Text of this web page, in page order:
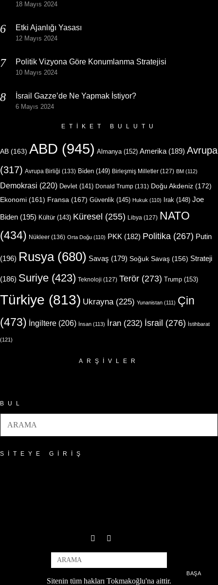
18 Mayıs 2024
Etki Ajanlığı Yasası
12 Mayıs 2024
Politik Vizyona Göre Konumlanma Stratejisi
10 Mayıs 2024
İsrail Gazze’de Ne Yapmak İstiyor?
6 Mayıs 2024
ETIKET BULUTU
AB (163) ABD (945) Almanya(152) Amerika (189) Avrupa
(317) Avrupa Birliği (133) Biden (149) Birleşmiş Milletler (127) BM (112)
Demokrasi (220) Devlet (141) Donald Trump (131) Doğu Akdeniz (172)
Ekonomi (161) Fransa (167) Güvenlik (145) Hukuk (110) Irak (148) Joe
Biden (195) Kültür(143) Küresel (255) Libya (127) NATO
(434) Nükleer (136) Orta Doğu (110) PKK (182) Politika (267) Putin
(196) Rusya(680) Savaş (179) Soğuk Savaş (156) Strateji
(186) Suriye (423) Teknoloji (127) Terör (273) Trump (153)
Türkiye (813) Ukrayna(225) Yunanistan (111) Çin
(473) İngiltere (206) İnsan (113) İran (232) İsrail (276) İstihbarat
(121)
ARŞIVLER
BUL
SITEYE GIRIŞ
Sitenin tüm hakları Tokmakoğlu'na aittir.
BAŞA